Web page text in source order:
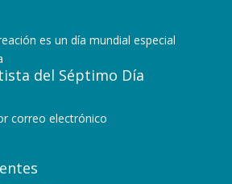
es un día mundial especial
del Séptimo Día
correo electrónico